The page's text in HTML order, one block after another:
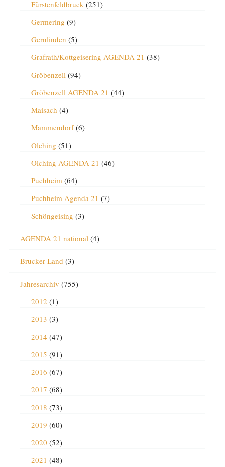
Fürstenfeldbruck(251)
Germering (9)
Gernlinden (5)
Grafrath/Kottgeisering AGENDA 21 (38)
Gröbenzell(94)
Gröbenzell AGENDA 21 (44)
Maisach (4)
Mammendorf(6)
Olching (51)
Olching AGENDA 21 (46)
Puchheim(64)
Puchheim Agenda 21 (7)
Schöngeising (3)
AGENDA 21 national(4)
Brucker Land (3)
Jahresarchiv (755)
2012 (1)
2013 (3)
2014 (47)
2015 (91)
2016 (67)
2017 (68)
2018 (73)
2019 (60)
2020 (52)
2021 (48)